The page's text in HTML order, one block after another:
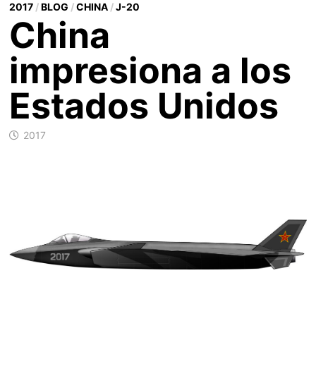
2017/BLOG /CHINA/J-20
China
impresiona a los
Estados Unidos
2017